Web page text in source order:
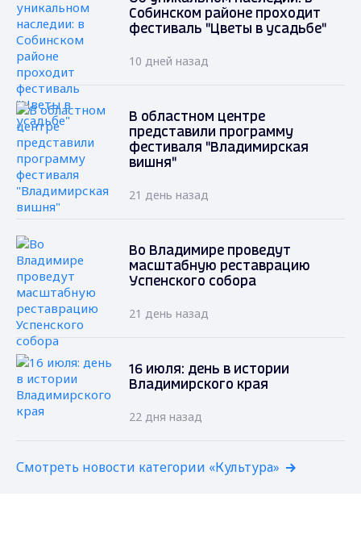
Собинском районе проходит
фестиваль "Цветы в усадьбе"
10 дней назад
В областном центре
представили программу
фестиваля "Владимирская
вишня"
21 день назад
Во Владимире проведут
масштабную реставрацию
Успенского собора
21 день назад
16 июля: день в истории
Владимирского края
22 дня назад
Смотреть новости категории «Культура»